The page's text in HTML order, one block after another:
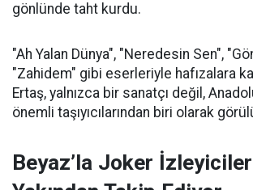
gönlünde taht kurdu.
"Ah Yalan Dünya", "Neredesin Sen",
"Zahidem" gibi eserleriyle hafızalara
Ertaş, yalnızca bir sanatçı değil,
önemli taşıyıcılarından biri olarak
Beyaz’la Joker